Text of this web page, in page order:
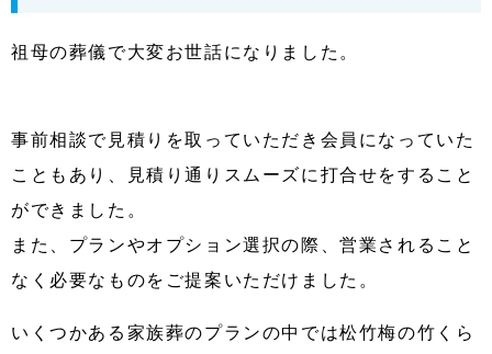
祖母の葬儀で大変お世話になりました。
事前相談で見積りを取っていただき会員になっていた
こともあり、見積り通りスムーズに打合せをすること
ができました。
また、プランやオプション選択の際、営業されること
なく必要なものをご提案いただけました。
いくつかある家族葬のプランの中では松竹梅の竹くら